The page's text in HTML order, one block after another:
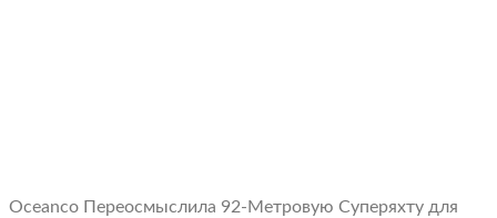
Oceanco Переосмыслила 92-Метровую Суперяхту для